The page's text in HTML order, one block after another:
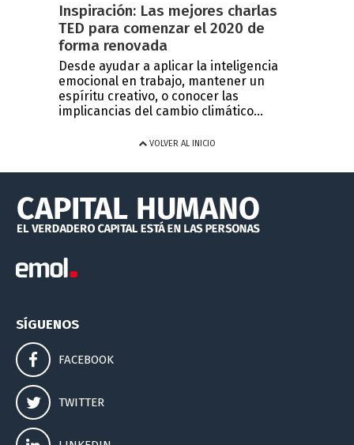
Inspiración: Las mejores charlas
TED para comenzar el 2020 de
forma renovada
Desde ayudar a aplicar la inteligencia
emocional en trabajo, mantener un
espíritu creativo, o conocer las
implicancias del cambio climático...
VOLVER AL INICIO
SÍGUENOS
FACEBOOK
TWITTER